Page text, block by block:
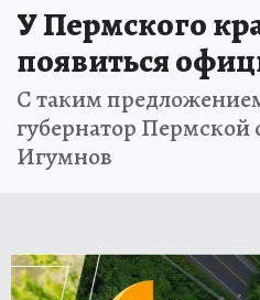
У Пермского
появиться
С таким
губернатор Пермской
Игумнов